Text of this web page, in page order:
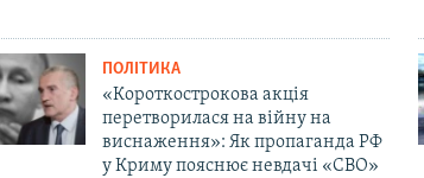
ПОЛІТИКА
«Короткострокова акція
перетворилася на війну на
виснаження»: Як пропаганда РФ
у Криму пояснює невдачі «СВО»